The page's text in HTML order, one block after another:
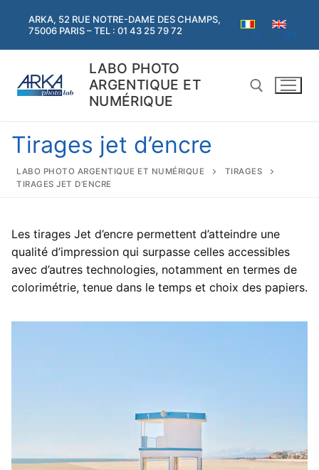
ARKA, 52 RUE NOTRE-DAME DES CHAMPS,
75006 PARIS – TEL : 01 43 25 79 72
fr en
LABO PHOTO
ARGENTIQUE ET
NUMÉRIQUE
Rechercher
Accueil
Argentique
Tirages couleur à l’agrandisseur
Restauration d’images anciennes
Choix du papier d’impression
Tirages jet d’encre
Nous rendre visite
Tirages jet d’encre
LABO PHOTO ARGENTIQUE ET NUMÉRIQUE
TIRAGES
TIRAGES JET D’ENCRE
Les tirages Jet d’encre permettent d’atteindre une
qualité d’impression qui surpasse celles accessibles
avec d’autres technologies, notamment en termes de
colorimétrie, tenue dans le temps et choix des papiers.